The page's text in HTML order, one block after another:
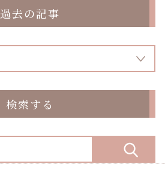
過去の記事
検索する